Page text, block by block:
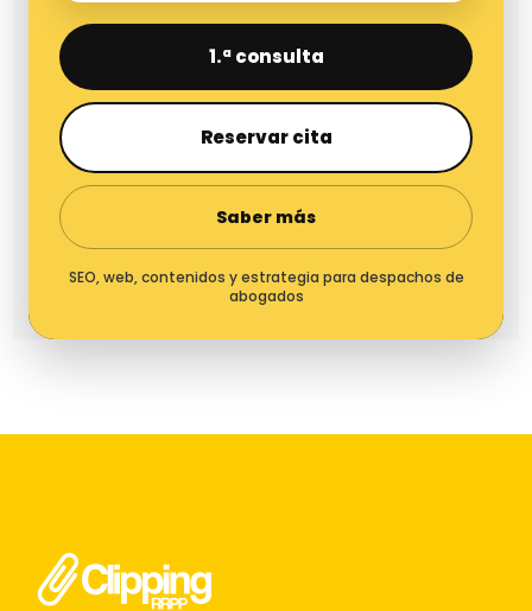
1.ª consulta
Reservar cita
Saber más
SEO, web, contenidos y estrategia para despachos de
abogados